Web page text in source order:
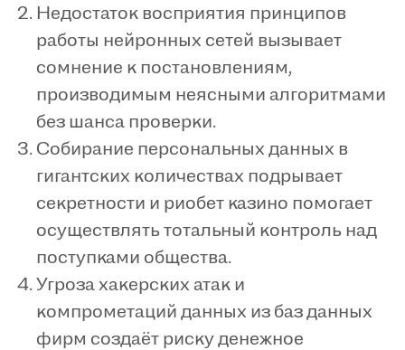
Недостаток восприятия принципов
работы нейронных сетей вызывает
сомнение к постановлениям,
производимым неясными алгоритмами
без шанса проверки.
Собирание персональных данных в
гигантских количествах подрывает
секретности и риобет казино помогает
осуществлять тотальный контроль над
поступками общества.
Угроза хакерских атак и
компрометаций данных из баз данных
фирм создаёт риску денежное